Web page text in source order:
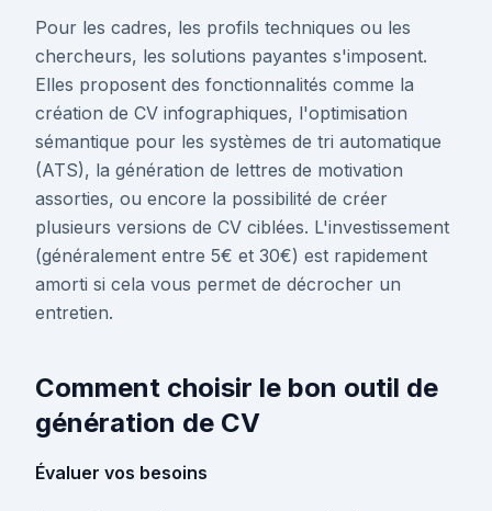
Pour les cadres, les profils techniques ou les
chercheurs, les solutions payantes s'imposent.
Elles proposent des fonctionnalités comme la
création de CV infographiques, l'optimisation
sémantique pour les systèmes de tri automatique
(ATS), la génération de lettres de motivation
assorties, ou encore la possibilité de créer
plusieurs versions de CV ciblées. L'investissement
(généralement entre 5€ et 30€) est rapidement
amorti si cela vous permet de décrocher un
entretien.
Comment choisir le bon outil de
génération de CV
Évaluer vos besoins